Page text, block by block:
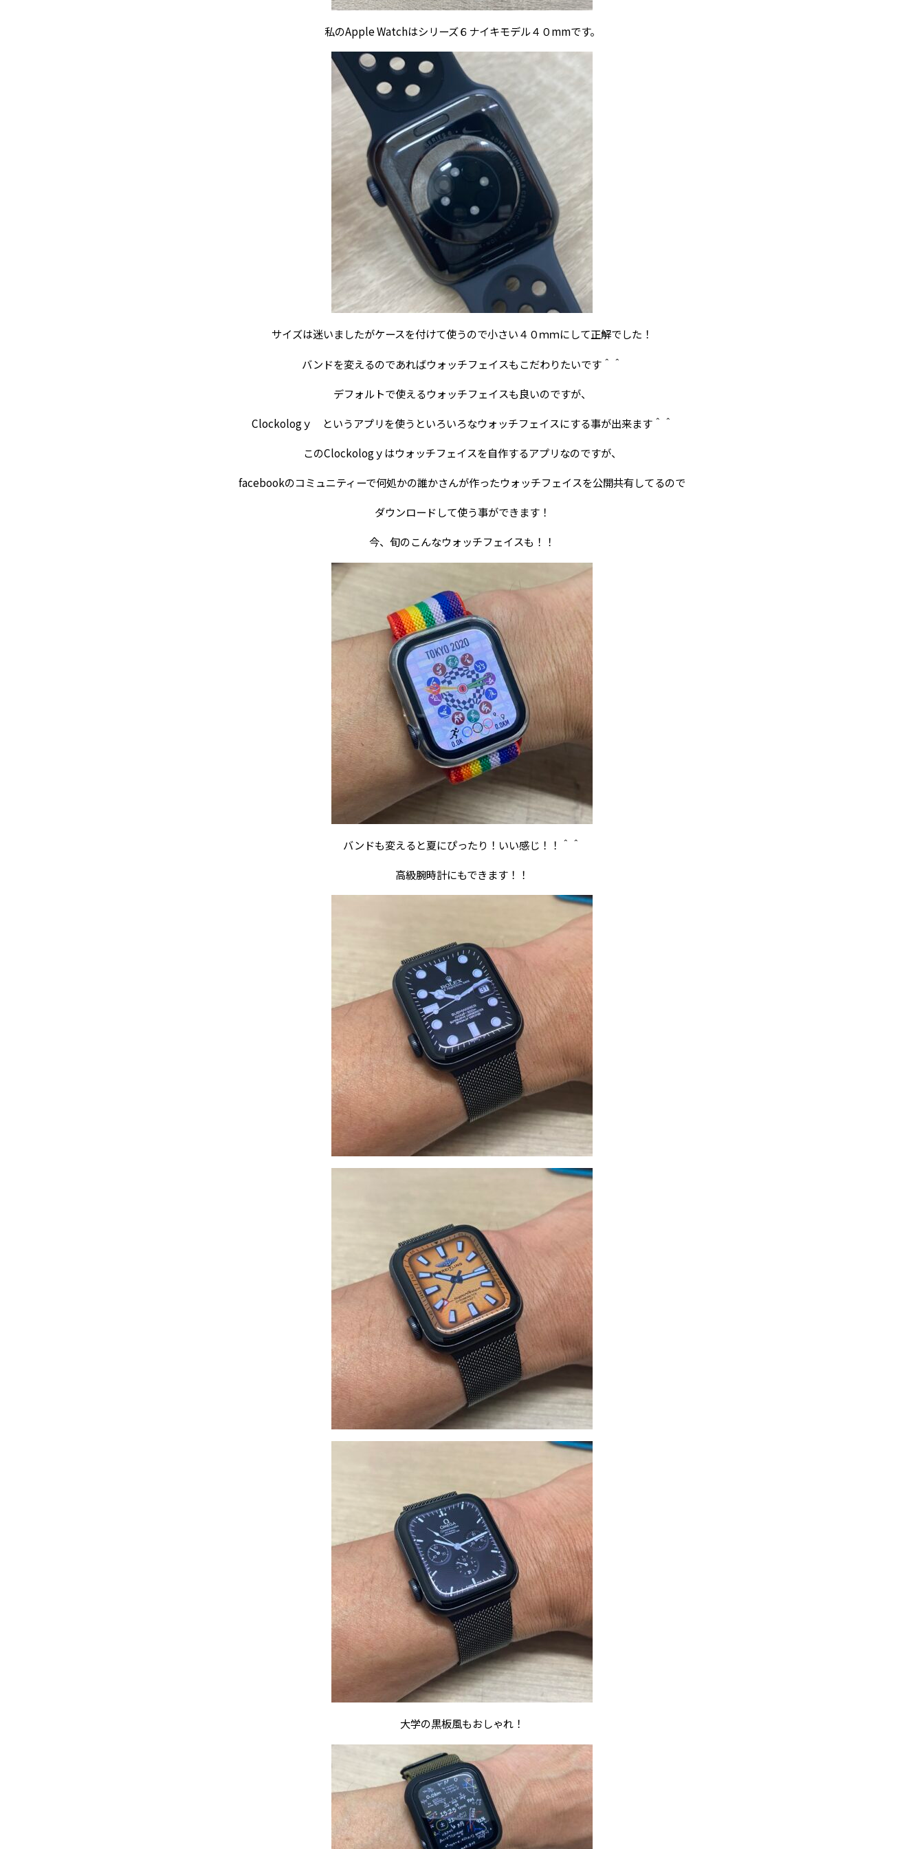
私のApple Watchはシリーズ６ナイキモデル４０mmです。
サイズは迷いましたがケースを付けて使うので小さい４０ｍｍにして正解でした！
バンドを変えるのであればウォッチフェイスもこだわりたいです＾＾
デフォルトで使えるウォッチフェイスも良いのですが、
Clockologｙ というアプリを使うといろいろなウォッチフェイスにする事が出来ます＾＾
このClockologｙはウォッチフェイスを自作するアプリなのですが、
facebookのコミュニティーで何処かの誰かさんが作ったウォッチフェイスを公開共有してるので
ダウンロードして使う事ができます！
今、旬のこんなウォッチフェイスも！！
バンドも変えると夏にぴったり！いい感じ！！＾＾
高級腕時計にもできます！！
大学の黒板風もおしゃれ！